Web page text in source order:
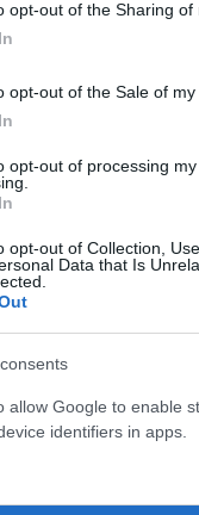
opt-out of the Sharing of
opt-out of the Sale of my
opt-out of processing
opt-out of Collection,
Data that Is
allow Google to enable
identifiers in apps.
Επιτροπής
υπόσχεση για
διέλθει από
της
αποτελώντας
που θα